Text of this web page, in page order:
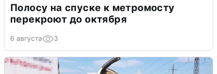
Полосу на спуске к метромосту
перекроют до октября
6 августа 3